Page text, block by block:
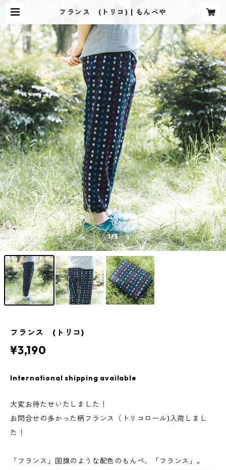
フランス (トリコ) | もんぺや
1/3
フランス (トリコ)
¥3,190
International shipping available
大変お待たせいたしました！
お問合せの多かった柄フランス（トリコロール)入荷しまし
た！
「フランス」国旗のような配色のもんぺ、「フランス」。